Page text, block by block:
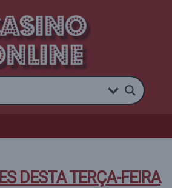
DESTA TERÇA-FEIRA